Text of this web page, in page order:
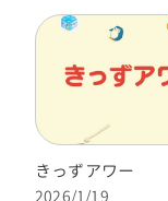
きっずアワー
2026/1/19